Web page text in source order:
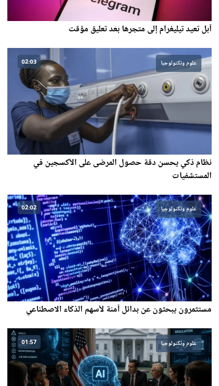
آبل تعيد تيليغرام إلى متجرها بعد تعليق مؤقت
علوم وتكنولوجيا 02:03
نظام ذكي يحسن دقة حصول المرضى على الأكسجين في
المستشفيات
علوم وتكنولوجيا 02:02
مستثمرون يبحثون عن بدائل آمنة لأسهم الذكاء الاصطناعي
علوم وتكنولوجيا 01:57